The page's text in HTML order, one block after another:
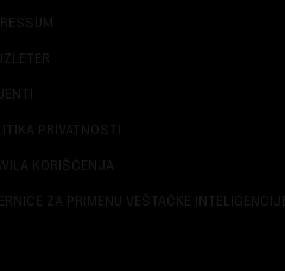
PRIVATNOSTI
KORIŠĆENJA
ZA PRIMENU VEŠTAČKE INTELIGENCIJE